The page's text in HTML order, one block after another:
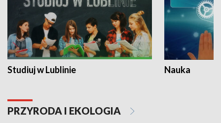
Studiuj w Lublinie Nauka
PRZYRODA I EKOLOGIA